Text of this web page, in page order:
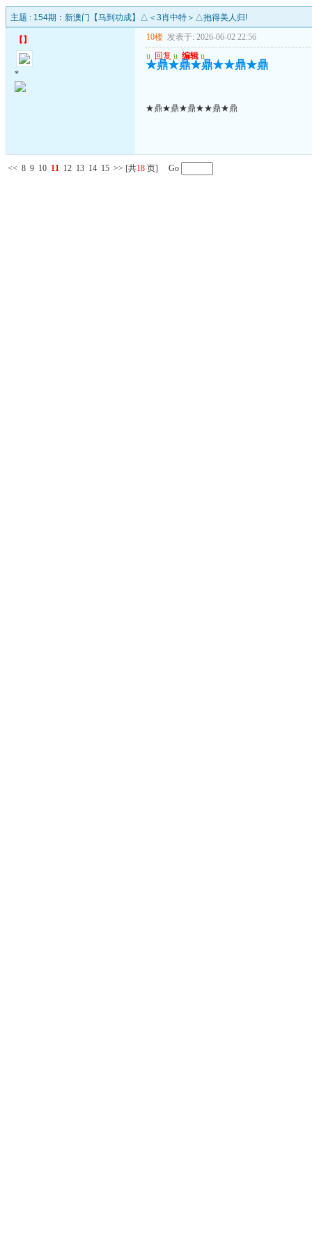
主题 : 154期：新澳门【马到功成】△＜3肖中特＞△抱得美人归!
【 】
*
10楼 发表于: 2026-06-02 22:56
u 回复 u 编辑 u
★鼎★鼎★鼎★★鼎★鼎
★鼎★鼎★鼎★★鼎★鼎
<< 8 9 10 11 12 13 14 15 >> [共18 页] Go